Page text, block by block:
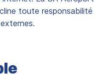
toute responsabilité